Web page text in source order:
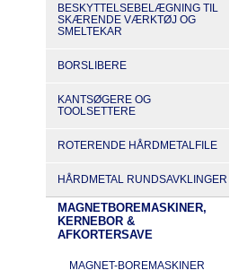
BESKYTTELSEBELÆGNING TIL
SKÆRENDE VÆRKTØJ OG
SMELTEKAR
BORSLIBERE
KANTSØGERE OG
TOOLSETTERE
ROTERENDE HÅRDMETALFILE
HÅRDMETAL RUNDSAVKLINGER
MAGNETBOREMASKINER,
KERNEBOR &
AFKORTERSAVE
MAGNET-BOREMASKINER